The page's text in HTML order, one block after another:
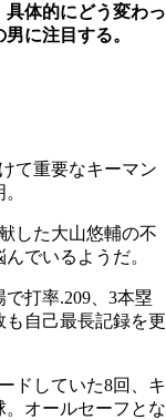
具体的にどう変わっ
に注目する。
て重要なキーマン
した大山悠輔の不
でいるようだ。
打率.209、3本塁
自己最長記録を更
ドしていた8回、キ
オールセーフとな